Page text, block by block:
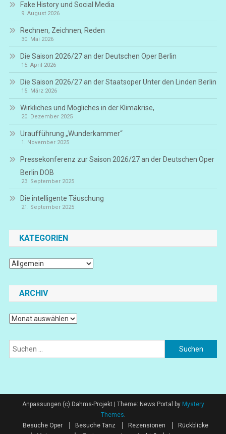
Fake History und Social Media
9. August 2026
Rechnen, Zeichnen, Reden
30. Mai 2026
Die Saison 2026/27 an der Deutschen Oper Berlin
15. April 2026
Die Saison 2026/27 an der Staatsoper Unter den Linden Berlin
15. März 2026
Wirkliches und Mögliches in der Klimakrise,
20. Dezember 2025
Uraufführung „Wunderkammer“
1. November 2025
Pressekonferenz zur Saison 2026/27 an der Deutschen Oper
Berlin DOB
23. September 2025
Die intelligente Täuschung
21. September 2025
KATEGORIEN
Kategorien
ARCHIV
Archiv
Suchen
nach:
Anpassungen (c) Dahms-Projekt Theme: News Portal by Mystery
Themes.
Besuche Oper
Besuche Tanz Rezensionen
Rückblicke